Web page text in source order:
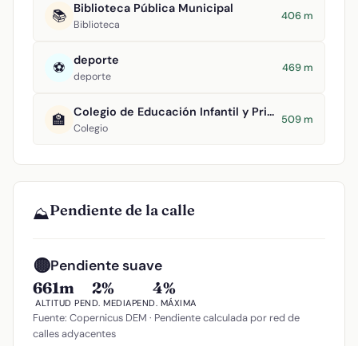
📚 Biblioteca Pública Municipal
Biblioteca
406 m
⚽ deporte
deporte
469 m
🏫 Colegio de Educación Infantil y Primaria Tomasa Gallardo
Colegio
509 m
⛰️Pendiente de la calle
🟡Pendiente suave
661m
ALTITUD
2%
PEND. MEDIA
4%
PEND. MÁXIMA
Fuente: Copernicus DEM · Pendiente calculada por red de
calles adyacentes